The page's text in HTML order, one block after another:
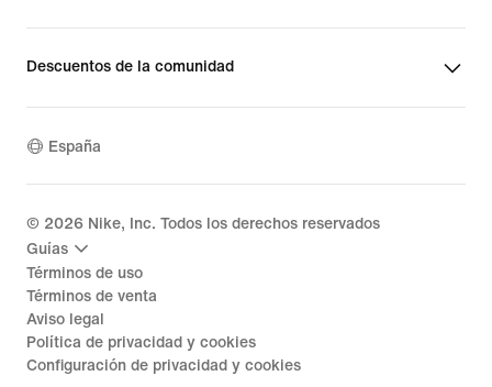
Descuentos de la comunidad
España
© 2026 Nike, Inc. Todos los derechos reservados
Guías
Términos de uso
Términos de venta
Aviso legal
Política de privacidad y cookies
Configuración de privacidad y cookies